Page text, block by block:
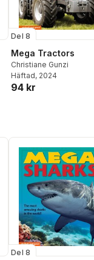
Del 8
Mega Tractors
Christiane Gunzi
Häftad, 2024
94 kr
Del 8